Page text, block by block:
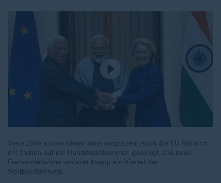
Viele Zölle sollen sinken oder wegfallen: Auch die EU hat sich
mit Indien auf ein Handelsabkommen geeinigt. Die neue
Freihandelszone umfasst knapp ein Viertel der
Weltbevölkerung.